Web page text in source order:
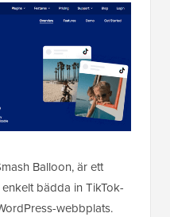
Balloon, är ett
bädda in TikTok-
webbplats.